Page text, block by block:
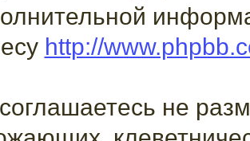
http://
не